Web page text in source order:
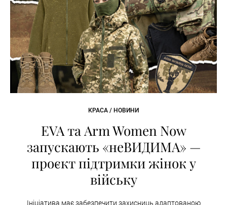
КРАСА / НОВИНИ
EVA та Arm Women Now
запускають «неВИДИМА» —
проєкт підтримки жінок у
війську
Ініціатива має забезпечити захисниць адаптованою